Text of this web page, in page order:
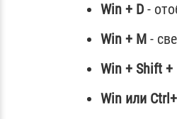
Win + D -
Win + M -
Win + Shift +
Win или